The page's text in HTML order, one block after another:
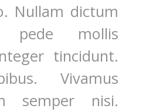
Nullam dictum
mollis
tincidunt.
Vivamus
semper nisi.